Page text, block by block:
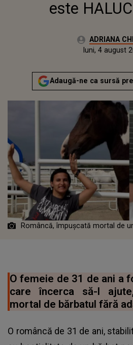
este
Autor:ADRIANA
Actualizat:
luni, 4 august
Adaugă-ne ca sursă
Româncă, împușcată mortal de
O femeie de 31 de ani a
care încerca să-l
mortal de bărbatul fără
O româncă de 31 de ani,